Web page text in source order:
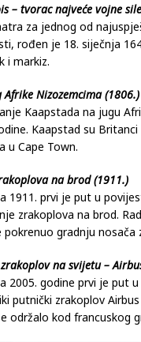
– tvorac najveće vojne
za jednog od
rođen je 18. siječnja
i markiz.
Nizozemcima (1806.)
Kaapstada na jugu
Kaapstad su
u Cape Town.
na brod (1911.)
1911. prvi je put u
zrakoplova na brod.
gradnju nosača
na svijetu –
2005. godine prvi je put
putnički zrakoplov Airbus
održalo kod francuskog